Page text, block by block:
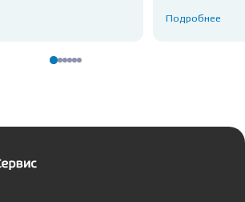
Подробнее